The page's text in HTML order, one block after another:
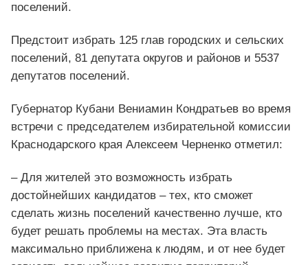
поселений.
Предстоит избрать 125 глав городских и сельских
поселений, 81 депутата округов и районов и 5537
депутатов поселений.
Губернатор Кубани Вениамин Кондратьев во время
встречи с председателем избирательной комиссии
Краснодарского края Алексеем Черненко отметил:
– Для жителей это возможность избрать
достойнейших кандидатов – тех, кто сможет
сделать жизнь поселений качественно лучше, кто
будет решать проблемы на местах. Эта власть
максимально приближена к людям, и от нее будет